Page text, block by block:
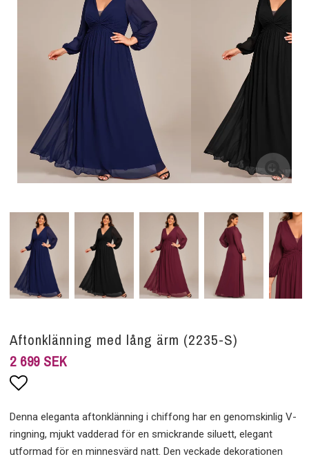
Aftonklänning med lång ärm (2235-S)
2 699 SEK
Denna eleganta aftonklänning i chiffong har en genomskinlig V-
ringning, mjukt vadderad för en smickrande siluett, elegant
utformad för en minnesvärd natt. Den veckade dekorationen